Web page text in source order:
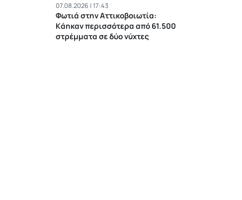
07.08.2026 | 17:43
Φωτιά στην Αττικοβοιωτία:
Kάηκαν περισσότερα από 61.500
στρέμματα σε δύο νύχτες